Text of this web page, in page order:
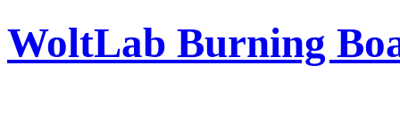
WoltLab Burning